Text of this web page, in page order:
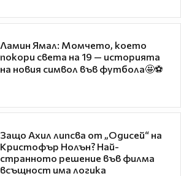
Ламин Ямал: Момчето, което
покори света на 19 — историята
на новия символ във футбола🤩⚽
Защо Ахил липсва от „Одисей“ на
Кристофър Нолън? Най-
странното решение във филма
всъщност има логика